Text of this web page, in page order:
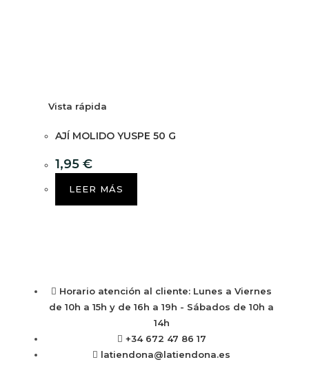
Vista rápida
AJÍ MOLIDO YUSPE 50 G
1,95 €
LEER MÁS
Horario atención al cliente: Lunes a Viernes
de 10h a 15h y de 16h a 19h - Sábados de 10h a
14h
+34 672 47 86 17
latiendona@latiendona.es